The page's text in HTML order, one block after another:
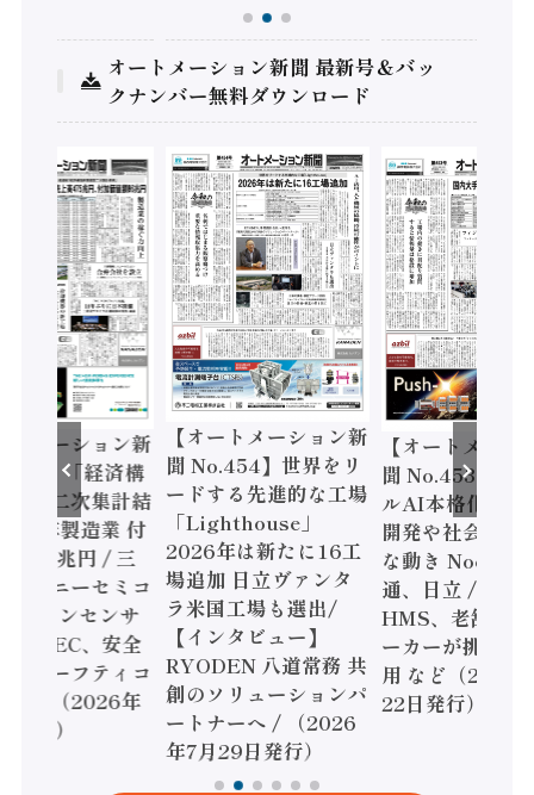
オートメーション新聞 最新号＆バッ
クナンバー無料ダウンロード
トメーション新
】「経済構
調査二次集計結
年製造業 付
額86兆円 / 三
とソニーセミコ
ジョンセンサ
/ IDEC、安全
すセーフティコ
ーラ（2026年
発行）
【オートメーション新
聞 No.454】世界をリ
ードする先進的な工場
「Lighthouse」
2026年は新たに16工
場追加 日立ヴァンタ
ラ米国工場も選出/
【インタビュー】
RYODEN 八道常務 共
創のソリューションパ
ートナーへ / （2026
年7月29日発行）
【オートメーシ
聞 No.453】フ
ルAI本格化へ
開発や社会実装
な動き Noetra
通、日立 / 兵神
HMS、老舗ポ
ーカーが挑むデ
用 など（2026
22日発行）